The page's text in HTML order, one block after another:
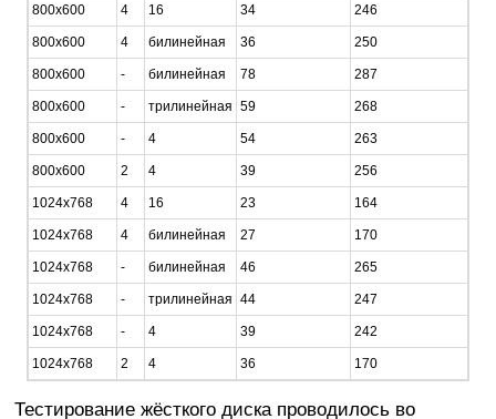
800х600 4 16 34 246
800х600 4 билинейная 36 250
800х600 - билинейная 78 287
800х600 - трилинейная 59 268
800х600 - 4 54 263
800х600 2 4 39 256
1024х768 4 16 23 164
1024х768 4 билинейная 27 170
1024х768 - билинейная 46 265
1024х768 - трилинейная 44 247
1024х768 - 4 39 242
1024х768 2 4 36 170
Тестирование жёсткого диска проводилось во